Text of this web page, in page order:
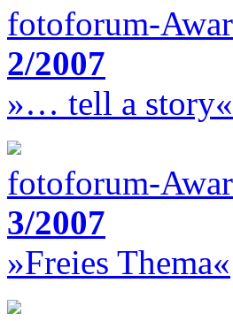
fotoforum-
2/2007
»… tell a story«
fotoforum-
3/2007
»Freies Thema«